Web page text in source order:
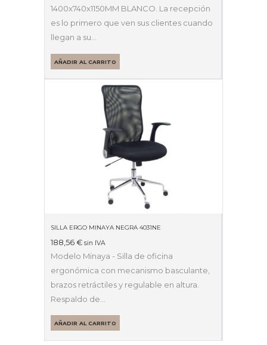
1400x740x1150MM BLANCO. La recepción
es lo primero que ven sus clientes cuando
llegan a su…
AÑADIR AL CARRITO
SILLA ERGO MINAYA NEGRA 4031NE
188,56 € sin IVA
Modelo Minaya - Silla de oficina
ergonómica con mecanismo basculante,
brazos retráctiles y regulable en altura.
Respaldo de…
AÑADIR AL CARRITO